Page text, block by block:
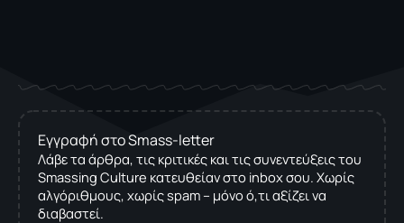
Εγγραφή στο Smass-letter
Λάβε τα άρθρα, τις κριτικές και τις συνεντεύξεις του
Smassing Culture κατευθείαν στο inbox σου. Χωρίς
αλγόριθμους, χωρίς spam – μόνο ό,τι αξίζει να
διαβαστεί.